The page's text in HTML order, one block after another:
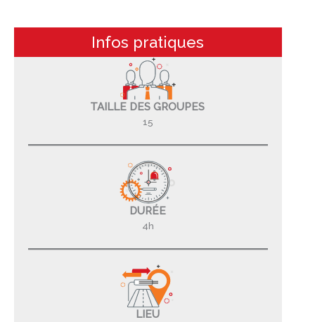
Infos pratiques
TAILLE DES GROUPES
15
DURÉE
4h
LIEU